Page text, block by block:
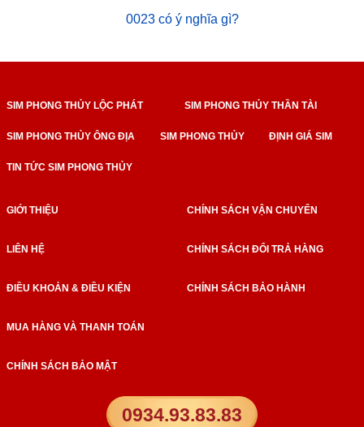
0023 có ý nghĩa gì?
SIM PHONG THỦY LỘC PHÁT SIM PHONG THỦY THẦN TÀI
SIM PHONG THỦY ÔNG ĐỊA SIM PHONG THỦY ĐỊNH GIÁ SIM
TIN TỨC SIM PHONG THỦY
0934.93.83.83
GIỚI THIỆU
LIÊN HỆ
ĐIỀU KHOẢN & ĐIỀU KIỆN
MUA HÀNG VÀ THANH TOÁN
CHÍNH SÁCH BẢO MẬT
CHÍNH SÁCH VẬN CHUYỂN
CHÍNH SÁCH ĐỔI TRẢ HÀNG
CHÍNH SÁCH BẢO HÀNH